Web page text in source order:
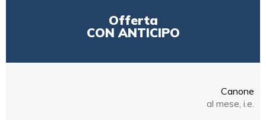
Offerta
CON ANTICIPO
Canone
al mese, i.e.